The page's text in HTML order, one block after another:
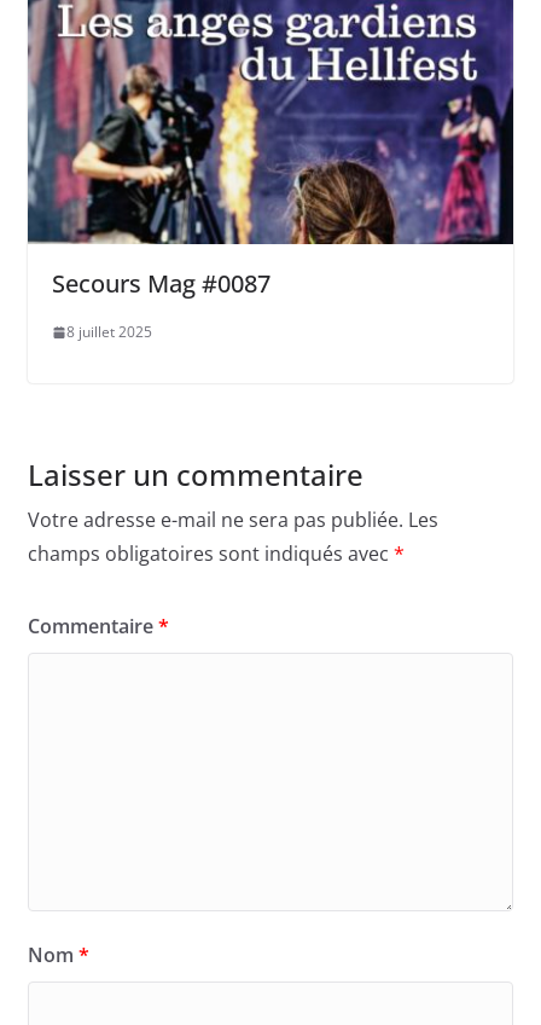
Secours Mag #0087
8 juillet 2025
Laisser un commentaire
Votre adresse e-mail ne sera pas publiée. Les
champs obligatoires sont indiqués avec *
Commentaire*
Nom *